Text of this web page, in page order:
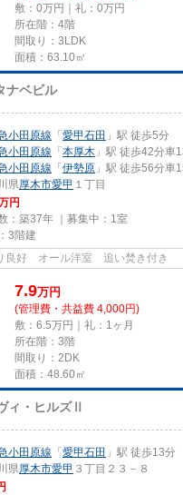
敷：0万円｜礼：0万円
所在階：4階
間取り：3LDK
面積：63.10㎡
ナベビル
小田原線 「愛甲石田 」駅 徒歩5分
小田原線 「本厚木 」駅 徒歩42分車
小田原線 「伊勢原 」駅 徒歩56分車
県厚木市愛甲 １丁目
円
：築37年 ｜募集中： 1室
3階建
良好 オール洋室 追い焚き付き
7.9万円
(管理費・共益費 4,000円)
敷：6.5万円｜礼：1ヶ月
所在階：3階
間取り：2DK
面積：48.60㎡
ィ・ヒルズⅡ
小田原線 「愛甲石田 」駅 徒歩13分
県厚木市愛甲 ３丁目２３－８